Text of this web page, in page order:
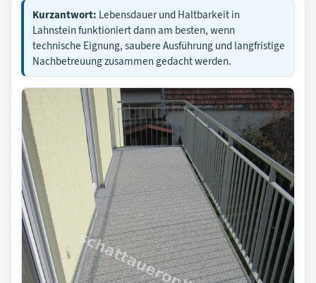
Kurzantwort: Lebensdauer und Haltbarkeit in
Lahnstein funktioniert dann am besten, wenn
technische Eignung, saubere Ausführung und langfristige
Nachbetreuung zusammen gedacht werden.